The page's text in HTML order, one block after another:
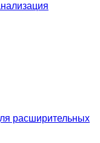
расширительных